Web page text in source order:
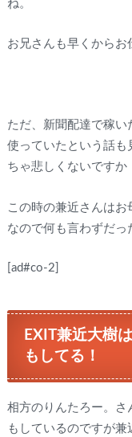
ね。
お兄さんも早くからお
ただ、新聞配達で稼
使っていたという話も
ちゃ悲しくないですか
この時の兼近さんは
なので何も言わずだっ
[ad#co-2]
EXIT兼近大樹
もしてる！
相方のりんたろー。さ
もしているのですが兼